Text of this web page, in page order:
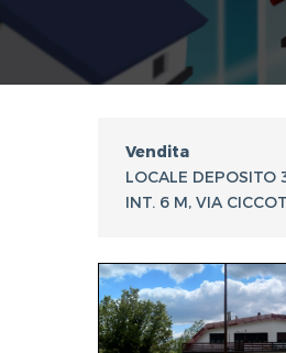
Vendita
LOCALE DEPOSITO
INT. 6 M, VIA